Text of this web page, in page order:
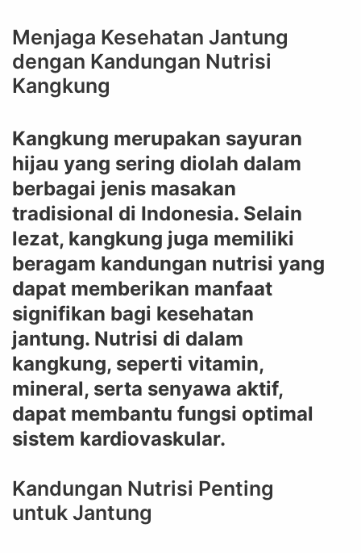
Menjaga Kesehatan Jantung
dengan Kandungan Nutrisi
Kangkung
Kangkung merupakan sayuran
hijau yang sering diolah dalam
berbagai jenis masakan
tradisional di Indonesia. Selain
lezat, kangkung juga memiliki
beragam kandungan nutrisi yang
dapat memberikan manfaat
signifikan bagi kesehatan
jantung. Nutrisi di dalam
kangkung, seperti vitamin,
mineral, serta senyawa aktif,
dapat membantu fungsi optimal
sistem kardiovaskular.
Kandungan Nutrisi Penting
untuk Jantung